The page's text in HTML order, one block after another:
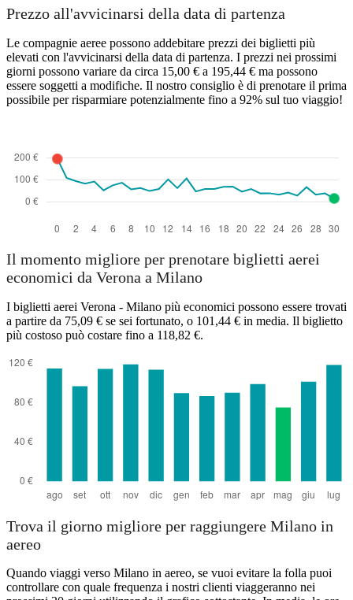
Prezzo all'avvicinarsi della data di partenza
Le compagnie aeree possono addebitare prezzi dei biglietti più
elevati con l'avvicinarsi della data di partenza. I prezzi nei prossimi
giorni possono variare da circa 15,00 € a 195,44 € ma possono
essere soggetti a modifiche. Il nostro consiglio è di prenotare il prima
possibile per risparmiare potenzialmente fino a 92% sul tuo viaggio!
Il momento migliore per prenotare biglietti aerei
economici da Verona a Milano
I biglietti aerei Verona - Milano più economici possono essere trovati
a partire da 75,09 € se sei fortunato, o 101,44 € in media. Il biglietto
più costoso può costare fino a 118,82 €.
Trova il giorno migliore per raggiungere Milano in
aereo
Quando viaggi verso Milano in aereo, se vuoi evitare la folla puoi
controllare con quale frequenza i nostri clienti viaggeranno nei